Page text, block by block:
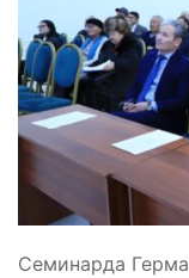
Семинарда